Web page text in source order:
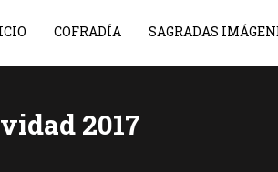
COFRADÍA SAGRADAS
2017